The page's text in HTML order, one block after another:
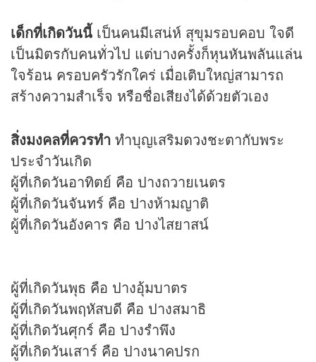
เด็กที่เกิดวันนี้ เป็นคนมีเสน่ห์ สุขุมรอบคอบ ใจดี
เป็นมิตรกับคนทั่วไป แต่บางครั้งก็หุนหันพลันแล่น
ใจร้อน ครอบครัวรักใคร่ เมื่อเติบใหญ่สามารถ
สร้างความสำเร็จ หรือชื่อเสียงได้ด้วยตัวเอง
สิ่งมงคลที่ควรทำ ทำบุญเสริมดวงชะตากับพระ
ประจำวันเกิด
ผู้ที่เกิดวันอาทิตย์ คือ ปางถวายเนตร
ผู้ที่เกิดวันจันทร์ คือ ปางห้ามญาติ
ผู้ที่เกิดวันอังคาร คือ ปางไสยาสน์
ผู้ที่เกิดวันพุธ คือ ปางอุ้มบาตร
ผู้ที่เกิดวันพฤหัสบดี คือ ปางสมาธิ
ผู้ที่เกิดวันศุกร์ คือ ปางรำพึง
ผู้ที่เกิดวันเสาร์ คือ ปางนาคปรก